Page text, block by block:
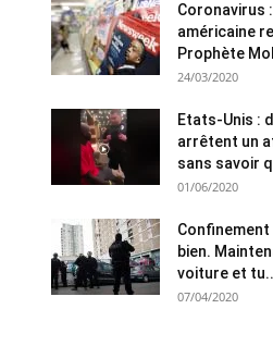
Coronavirus
américaine
24/03/2020
Etats-Unis :
arrêtent un
sans savoir
01/06/2020
bien.
voiture et
07/04/2020